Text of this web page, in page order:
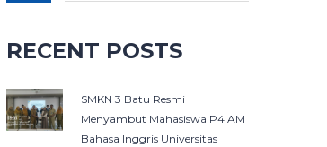
RECENT POSTS
SMKN 3 Batu Resmi
Menyambut Mahasiswa P4 AM
Bahasa Inggris Universitas